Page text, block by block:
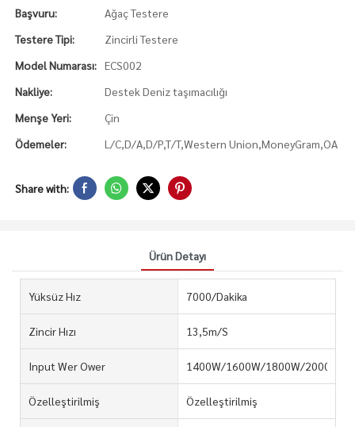
Başvuru:
Ağaç Testere
Testere Tipi:
Zincirli Testere
Model Numarası: ECS002
Nakliye:
Destek Deniz taşımacılığı
Menşe Yeri:
Çin
Ödemeler:
L/C,D/A,D/P,T/T,Western Union,MoneyGram,OA
Share with:
Ürün Detayı
Yüksüz Hız 7000/Dakika
Zincir Hızı 13,5m/S
Input Wer Ower 1400W/1600W/1800W/2000W/
Özelleştirilmiş Özelleştirilmiş